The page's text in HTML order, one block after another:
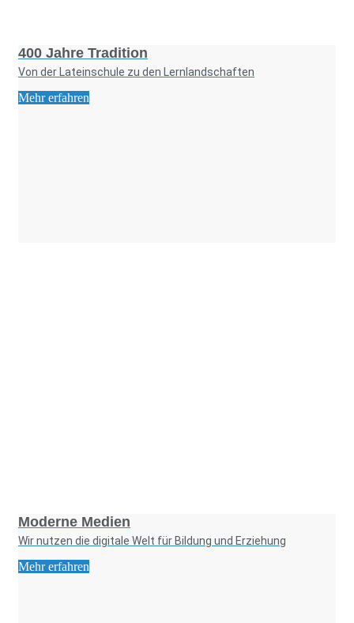
400 Jahre Tradition
Von der Lateinschule zu den Lernlandschaften
Mehr erfahren
Moderne Medien
Wir nutzen die digitale Welt für Bildung und Erziehung
Mehr erfahren